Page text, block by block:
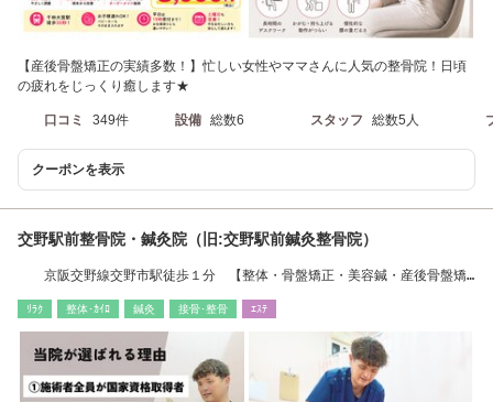
【産後骨盤矯正の実績多数！】忙しい女性やママさんに人気の整骨院！日頃
の疲れをじっくり癒します★
口コミ 349件 設備 総数6 スタッフ 総数5人
クーポンを表示
交野駅前整骨院・鍼灸院（旧:交野駅前鍼灸整骨院）
京阪交野線交野市駅徒歩１分 【整体・骨盤矯正・美容鍼・産後骨盤矯
ﾘﾗｸ 整体･ｶｲﾛ 鍼灸 接骨･整骨 ｴｽﾃ